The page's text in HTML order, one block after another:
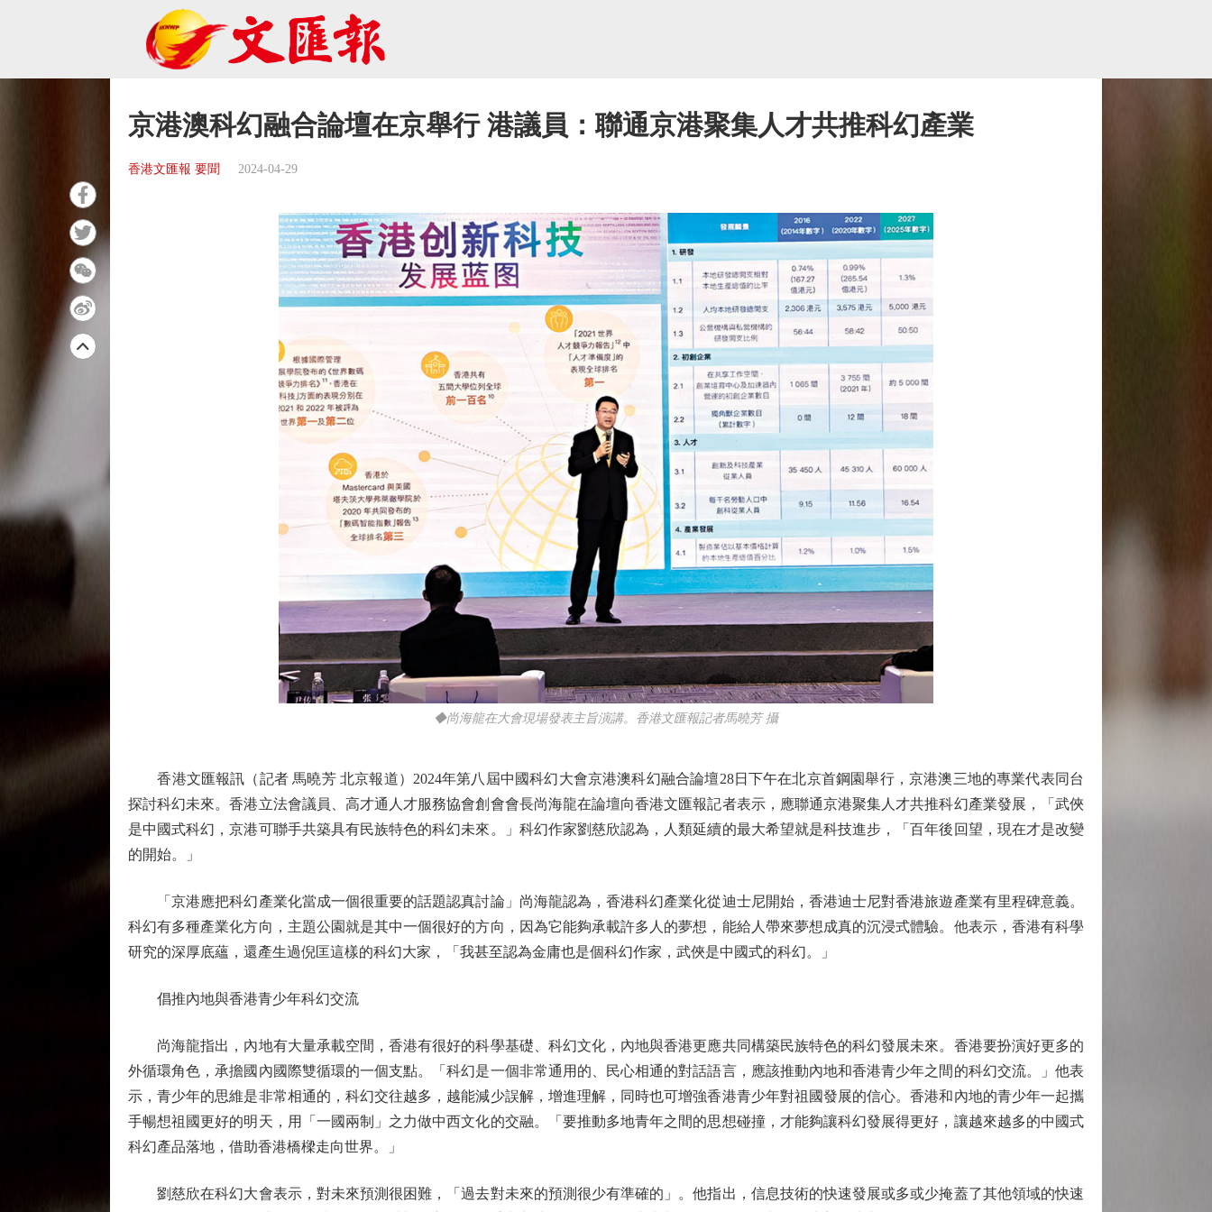
京港澳科幻融合論壇在京舉行 港議員：聯通京港聚集人才共推科幻產業
香港文匯報 要聞 2024-04-29
◆尚海龍在大會現場發表主旨演講。香港文匯報記者馬曉芳 攝
香港文匯報訊（記者 馬曉芳 北京報道）2024年第八屆中國科幻大會京港澳科幻融合論壇28日下午在北京首鋼園舉行，京港澳三地的專業代表同台
探討科幻未來。香港立法會議員、高才通人才服務協會創會會長尚海龍在論壇向香港文匯報記者表示，應聯通京港聚集人才共推科幻產業發展，「武俠
是中國式科幻，京港可聯手共築具有民族特色的科幻未來。」科幻作家劉慈欣認為，人類延續的最大希望就是科技進步，「百年後回望，現在才是改變
的開始。」
「京港應把科幻產業化當成一個很重要的話題認真討論」尚海龍認為，香港科幻產業化從迪士尼開始，香港迪士尼對香港旅遊產業有里程碑意義。
科幻有多種產業化方向，主題公園就是其中一個很好的方向，因為它能夠承載許多人的夢想，能給人帶來夢想成真的沉浸式體驗。他表示，香港有科學
研究的深厚底蘊，還產生過倪匡這樣的科幻大家，「我甚至認為金庸也是個科幻作家，武俠是中國式的科幻。」
倡推內地與香港青少年科幻交流
尚海龍指出，內地有大量承載空間，香港有很好的科學基礎、科幻文化，內地與香港更應共同構築民族特色的科幻發展未來。香港要扮演好更多的
外循環角色，承擔國內國際雙循環的一個支點。「科幻是一個非常通用的、民心相通的對話語言，應該推動內地和香港青少年之間的科幻交流。」他表
示，青少年的思維是非常相通的，科幻交往越多，越能減少誤解，增進理解，同時也可增強香港青少年對祖國發展的信心。香港和內地的青少年一起攜
手暢想祖國更好的明天，用「一國兩制」之力做中西文化的交融。「要推動多地青年之間的思想碰撞，才能夠讓科幻發展得更好，讓越來越多的中國式
科幻產品落地，借助香港橋樑走向世界。」
劉慈欣在科幻大會表示，對未來預測很困難，「過去對未來的預測很少有準確的」。他指出，信息技術的快速發展或多或少掩蓋了其他領域的快速